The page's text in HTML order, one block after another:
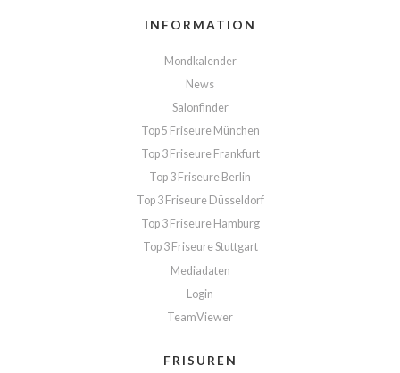
INFORMATION
Mondkalender
News
Salonfinder
Top 5 Friseure München
Top 3 Friseure Frankfurt
Top 3 Friseure Berlin
Top 3 Friseure Düsseldorf
Top 3 Friseure Hamburg
Top 3 Friseure Stuttgart
Mediadaten
Login
TeamViewer
FRISUREN